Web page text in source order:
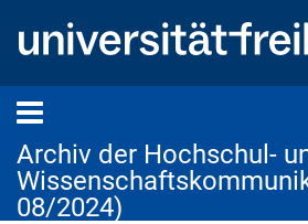
Archiv der Hochschul-
08/2024)